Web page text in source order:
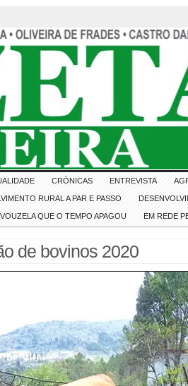
CRÓNICAS ENTREVISTA
RURAL A PAR E PASSO
QUE O TEMPO APAGOU EM REDE
de bovinos 2020